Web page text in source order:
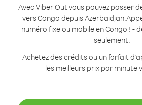
Avec Viber Out vous pouvez passer
vers Congo depuis Azerbaïdjan.
numéro fixe ou mobile en Congo ! -
seulement.
Achetez des crédits ou un forfait
les meilleurs prix par minute